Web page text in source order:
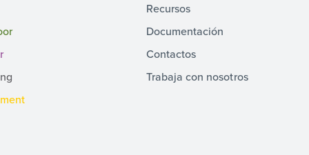
Recursos
Documentación
Contactos
Trabaja con nosotros